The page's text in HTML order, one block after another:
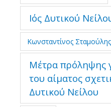
Ιός Δυτικού
Κωνσταντίνος Σταμούλης
Μέτρα πρόληψης
του αίματος
Δυτικού Νείλου